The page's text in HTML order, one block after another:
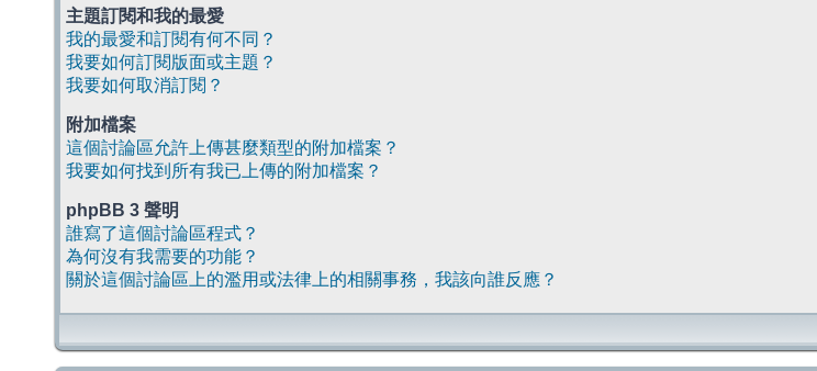
主題訂閱和我的最愛
我的最愛和訂閱有何不同？
我要如何訂閱版面或主題？
我要如何取消訂閱？
附加檔案
這個討論區允許上傳甚麼類型的附加檔案？
我要如何找到所有我已上傳的附加檔案？
phpBB 3 聲明
誰寫了這個討論區程式？
為何沒有我需要的功能？
關於這個討論區上的濫用或法律上的相關事務，我該向誰反應？